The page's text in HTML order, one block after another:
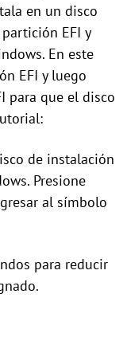
en un disco
EFI y
En este
EFI y luego
para que el disco
de instalación
Presione
al símbolo
para reducir